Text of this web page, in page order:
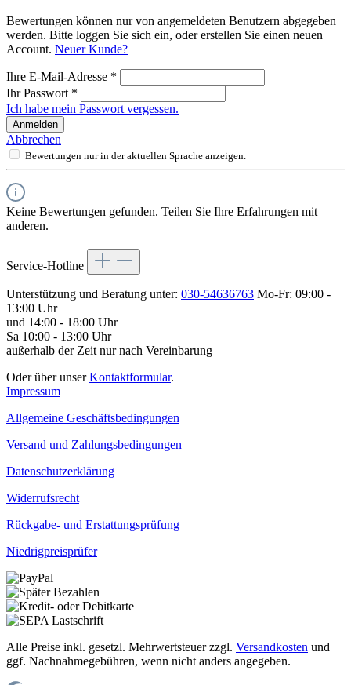
Bewertungen können nur von angemeldeten Benutzern abgegeben
werden. Bitte loggen Sie sich ein, oder erstellen Sie einen neuen
Account. Neuer Kunde?
Ihre E-Mail-Adresse *
Ihr Passwort *
Ich habe mein Passwort vergessen.
Anmelden
Abbrechen
Bewertungen nur in der aktuellen Sprache anzeigen.
Keine Bewertungen gefunden. Teilen Sie Ihre Erfahrungen mit
anderen.
Service-Hotline
Unterstützung und Beratung unter: 030-54636763 Mo-Fr: 09:00 -
13:00 Uhr
und 14:00 - 18:00 Uhr
Sa 10:00 - 13:00 Uhr
außerhalb der Zeit nur nach Vereinbarung
Oder über unserKontaktformular.
Impressum
Allgemeine Geschäftsbedingungen
Versand und Zahlungsbedingungen
Datenschutzerklärung
Widerrufsrecht
Rückgabe- und Erstattungsprüfung
Niedrigpreisprüfer
Alle Preise inkl. gesetzl. Mehrwertsteuer zzgl. Versandkosten und
ggf. Nachnahmegebühren, wenn nicht anders angegeben.